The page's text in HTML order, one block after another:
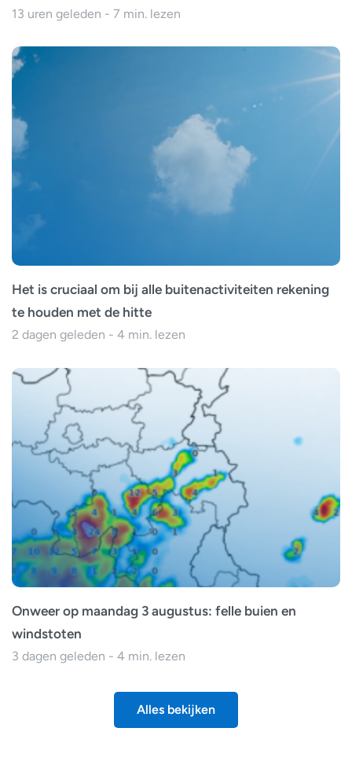
13 uren geleden - 7 min. lezen
Het is cruciaal om bij alle buitenactiviteiten rekening
te houden met de hitte
2 dagen geleden - 4 min. lezen
Onweer op maandag 3 augustus: felle buien en
windstoten
3 dagen geleden - 4 min. lezen
Alles bekijken